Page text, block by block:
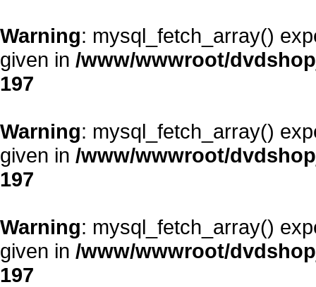
Warning: mysql_fetch_array()
given in /www/wwwroot/
197
Warning: mysql_fetch_array()
given in /www/wwwroot/
197
Warning: mysql_fetch_array()
given in /www/wwwroot/
197